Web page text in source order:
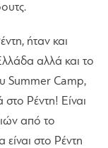
ήταν και
αλλά και το
Summer Camp,
Ρέντη! Είναι
από το
στο Ρέντη